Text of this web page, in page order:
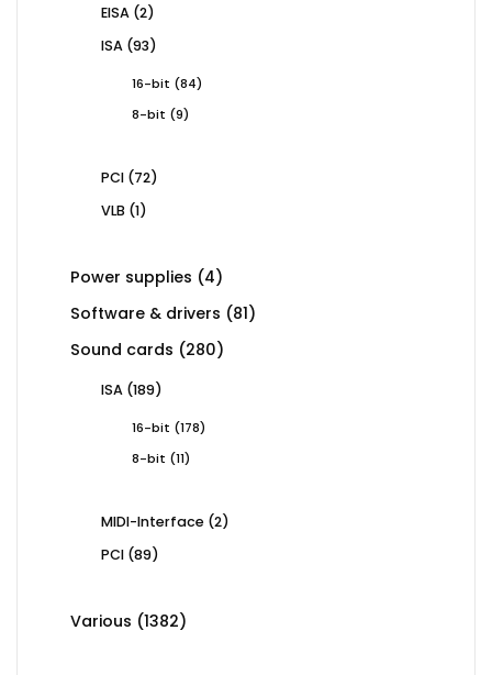
EISA 22
ISA 9393
16-bit 8484
8-bit
99
PCI 7272
VLB 11
Power supplies 44
Software & drivers 8181
Sound cards 280280
ISA 189189
16-bit 178178
8-bit
1111
MIDI-Interface 22
PCI 8989
Various 13821382